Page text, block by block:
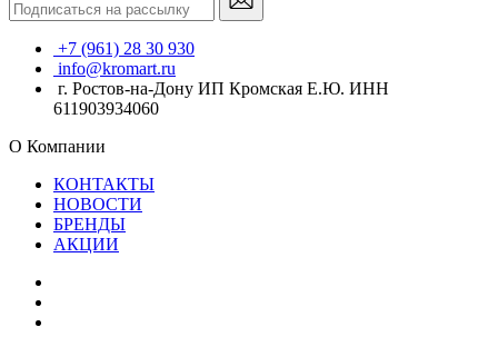
+7 (961) 28 30 930
info@kromart.ru
г. Ростов-на-Дону ИП Кромская Е.Ю. ИНН
611903934060
О Компании
КОНТАКТЫ
НОВОСТИ
БРЕНДЫ
АКЦИИ